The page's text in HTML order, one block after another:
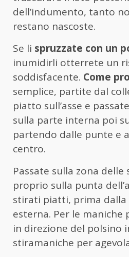
dell’indumento, tanto
restano nascoste.
Se li spruzzate con un
inumidirli otterrete un
soddisfacente. Come
semplice, partite dal
piatto sull’asse e
sulla parte interna poi
partendo dalle punte e
centro.
Passate sulla zona
proprio sulla punta
stirati piatti, prima
esterna. Per le maniche
in direzione del polsino
stiramaniche per